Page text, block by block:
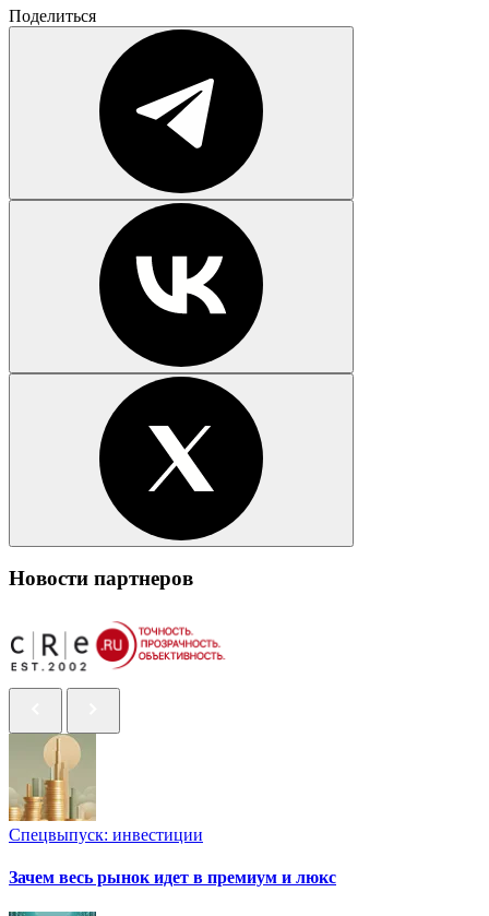
Поделиться
Новости партнеров
Спецвыпуск: инвестиции
Зачем весь рынок идет в премиум и люкс